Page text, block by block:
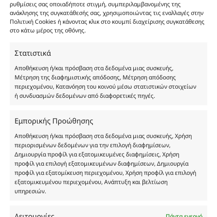
ρυθμίσεις σας οποιαδήποτε στιγμή, συμπεριλαμβανομένης της
ανάκλησης της συγκατάθεσής σας, χρησιμοποιώντας τις εναλλαγές στην
Πολιτική Cookies ή κάνοντας κλικ στο κουμπί διαχείρισης συγκατάθεσης
στο κάτω μέρος της οθόνης.
Στατιστικά
Αποθήκευση ή/και πρόσβαση στα δεδομένα μιας συσκευής,
Μέτρηση της διαφημιστικής απόδοσης, Μέτρηση απόδοσης
περιεχομένου, Κατανόηση του κοινού μέσω στατιστικών στοιχείων
ή συνδυασμών δεδομένων από διαφορετικές πηγές.
Εμπορικής Προώθησης
Αποθήκευση ή/και πρόσβαση στα δεδομένα μιας συσκευής, Χρήση
περιορισμένων δεδομένων για την επιλογή διαφημίσεων,
Δημιουργία προφίλ για εξατομικευμένες διαφημίσεις, Χρήση
προφίλ για επιλογή εξατομικευμένων διαφημίσεων, Δημιουργία
προφίλ για εξατομίκευση περιεχομένου, Χρήση προφίλ για επιλογή
εξατομικευμένου περιεχομένου, Ανάπτυξη και βελτίωση
υπηρεσιών.
καλάθι
Body Butter Good Girl 200ml €12.00
Body Butter Good Girl 200ml ποσότητα
Προσθήκη
στο
Νότες: ΓΛΥΚΑ, ΕΝΤΟΝΑ, ΛΟΥΛΟΥΔΑΤΑ
Αρωματική Νότα:CACAO, TUBEROSE, WHITE FLORAL
Συστατικά:Alcohol Denat, Aqua, PEG-40 Hydrogenated Castor Oil, Parfum,
Benzyl Alcohol, Benzyl Benzoate, Benzyl Salicylate, Cinnamal, Cinnamyl
Prunastri Extract, Eugenol, Geraniol, Hydroxycitronellal, Isoeugenol,
Limonene, Linalool, CI 19140